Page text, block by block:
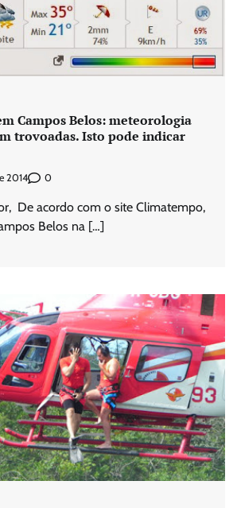
Campos Belos: meteorologia
trovoadas. Isto pode indicar
2014 0
De acordo com o site Climatempo,
Belos na […]